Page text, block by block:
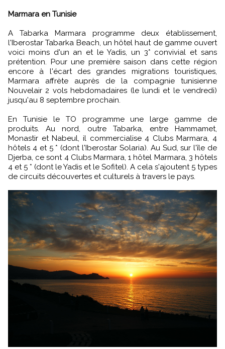
Marmara en Tunisie
A Tabarka Marmara programme deux établissement,
l'Iberostar Tabarka Beach, un hôtel haut de gamme ouvert
voici moins d'un an et le Yadis, un 3* convivial et sans
prétention. Pour une première saison dans cette région
encore à l'écart des grandes migrations touristiques,
Marmara affrète auprès de la compagnie tunisienne
Nouvelair 2 vols hebdomadaires (le lundi et le vendredi)
jusqu'au 8 septembre prochain.
En Tunisie le TO programme une large gamme de
produits. Au nord, outre Tabarka, entre Hammamet,
Monastir et Nabeul, il commercialise 4 Clubs Marmara, 4
hôtels 4 et 5 * (dont l'Iberostar Solaria). Au Sud, sur l'île de
Djerba, ce sont 4 Clubs Marmara, 1 hôtel Marmara, 3 hôtels
4 et 5 * (dont le Yadis et le Sofitel). A cela s'ajoutent 5 types
de circuits découvertes et culturels à travers le pays.